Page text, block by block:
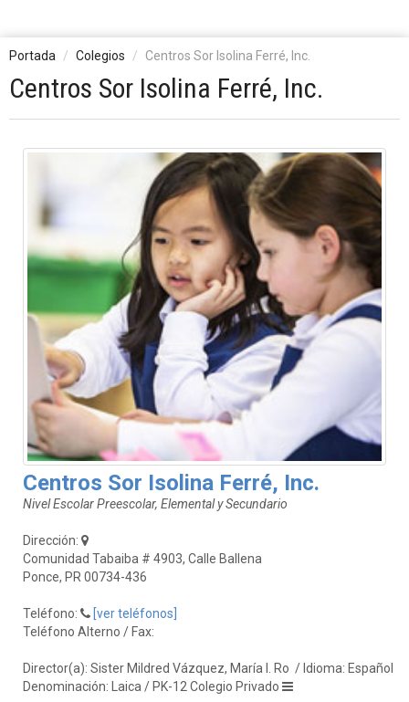
Portada Colegios Centros Sor Isolina Ferré, Inc.
Centros Sor Isolina Ferré, Inc.
Centros Sor Isolina Ferré, Inc.
Nivel Escolar Preescolar, Elemental y Secundario
Dirección:
Comunidad Tabaiba # 4903, Calle Ballena
Ponce, PR 00734-436
Teléfono:
[ver teléfonos]
Teléfono Alterno / Fax:
Director(a): Sister Mildred Vázquez, María I. Ro / Idioma: Español
Denominación: Laica / PK-12 Colegio Privado